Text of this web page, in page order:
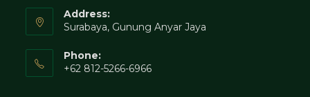
Address:
Surabaya, Gunung Anyar Jaya
Phone:
+62 812-5266-6966